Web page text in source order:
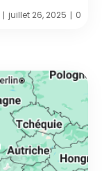
| juillet 26, 2025 | 0